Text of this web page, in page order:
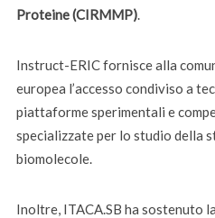
Proteine(CIRMMP).
Instruct-ERIC fornisce alla
europea l’accesso condiviso a
piattaforme sperimentali e
specializzate per lo studio della
biomolecole.
Inoltre, ITACA.SB ha sostenuto